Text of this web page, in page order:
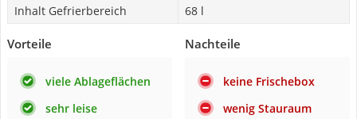
Inhalt Gefrierbereich
68 l
Vorteile
viele Ablageflächen
sehr leise
Nachteile
keine Frischebox
wenig Stauraum